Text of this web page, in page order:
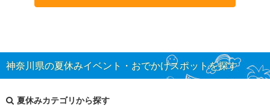
神奈川県の夏休みイベント・おでかけスポットを探す
夏休みカテゴリから探す